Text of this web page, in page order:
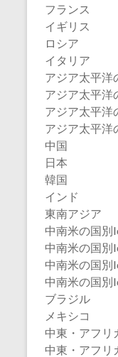
フランス
イギリス
ロシア
イタリア
アジア太平洋
アジア太平洋
アジア太平洋
アジア太平洋
中国
日本
韓国
インド
東南アジア
中南米の国別
中南米の国別
中南米の国別
中南米の国別
ブラジル
メキシコ
中東・アフリ
中東・アフリ